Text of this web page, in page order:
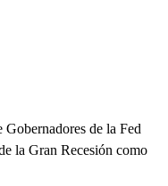
de la Fed
la Gran Recesión como